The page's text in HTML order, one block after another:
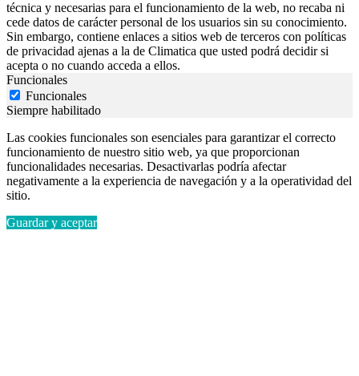
técnica y necesarias para el funcionamiento de la web, no recaba ni
cede datos de carácter personal de los usuarios sin su conocimiento.
Sin embargo, contiene enlaces a sitios web de terceros con políticas
de privacidad ajenas a la de Climatica que usted podrá decidir si
acepta o no cuando acceda a ellos.
Funcionales
Funcionales
Siempre habilitado
Las cookies funcionales son esenciales para garantizar el correcto
funcionamiento de nuestro sitio web, ya que proporcionan
funcionalidades necesarias. Desactivarlas podría afectar
negativamente a la experiencia de navegación y a la operatividad del
sitio.
Guardar y aceptar